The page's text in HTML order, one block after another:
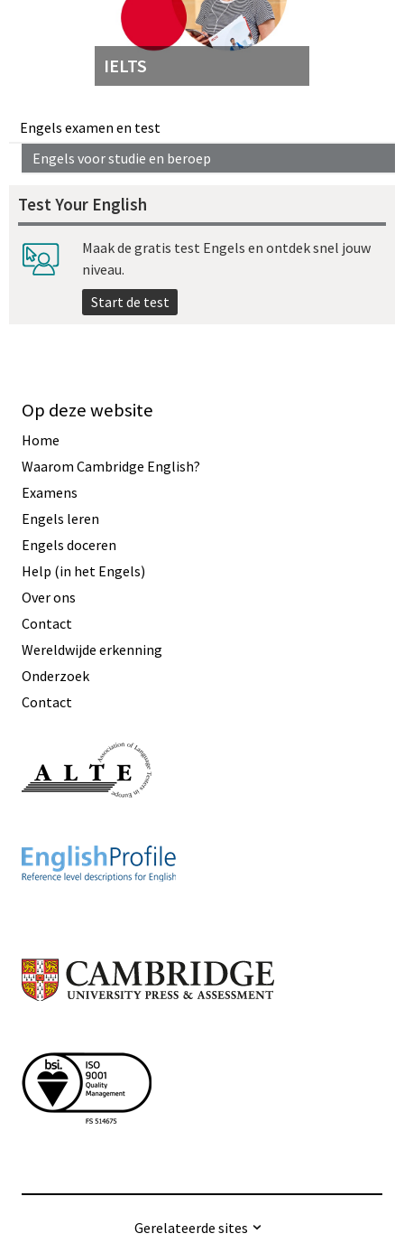
Engels examen en test
Engels voor studie en beroep
Test Your English
Maak de gratis test Engels en ontdek snel jouw
niveau.
Start de test
IELTS
Op deze website
Home
Waarom Cambridge English?
Examens
Engels leren
Engels doceren
Help (in het Engels)
Over ons
Contact
Wereldwijde erkenning
Onderzoek
Contact
Gerelateerde sites